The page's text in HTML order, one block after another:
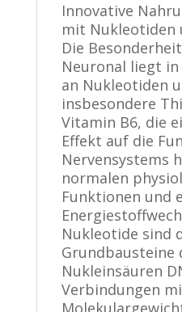
Innovative
mit Nukleotiden
Die
Neuronal liegt
an Nukleotiden
insbesondere
Vitamin B6, die
Effekt auf die
Nervensystems
normalen
Funktionen und
Nukleotide sind
Grundbausteine
Nukleinsäuren
Verbindungen